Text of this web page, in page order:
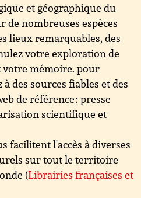
et géographique du
de nombreuses espèces
lieux remarquables, des
votre exploration de
mémoire. pour
des sources fiables et des
de référence : presse
scientifique et
facilitent l'accès à diverses
sur tout le territoire
(Librairies françaises et